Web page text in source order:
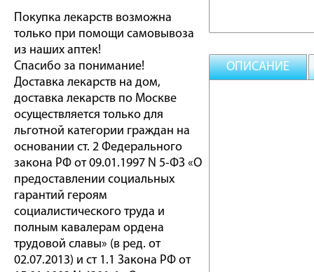
Покупка лекарств возможна
только при помощи самовывоза
из наших аптек!
Спасибо за понимание!
Доставка лекарств на дом,
доставка лекарств по Москве
осуществляется только для
льготной категории граждан на
основании ст. 2 Федерального
закона РФ от 09.01.1997 N 5-ФЗ «О
предоставлении социальных
гарантий героям
социалистического труда и
полным кавалерам ордена
трудовой славы» (в ред. от
02.07.2013) и ст 1.1 Закона РФ от
ОПИСАНИЕ